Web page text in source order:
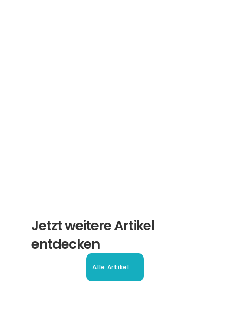
Jetzt weitere Artikel
entdecken
Alle Artikel